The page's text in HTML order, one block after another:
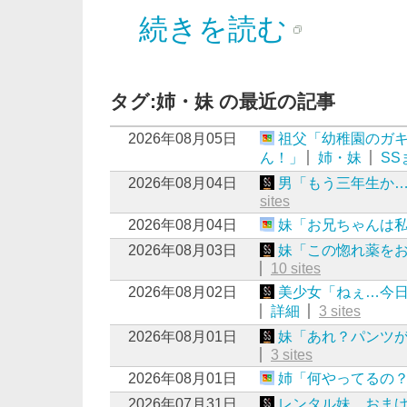
続きを読む
タグ:姉・妹 の最近の記事
2026年08月05日
祖父「幼稚園のガ
ん！」
姉・妹
SS
2026年08月04日
男「もう三年生か
sites
2026年08月04日
妹「お兄ちゃんは
2026年08月03日
妹「この惚れ薬を
10 sites
2026年08月02日
美少女「ねぇ…今
詳細
3 sites
2026年08月01日
妹「あれ？パンツ
3 sites
2026年08月01日
姉「何やってるの
2026年07月31日
レンタル妹 おま